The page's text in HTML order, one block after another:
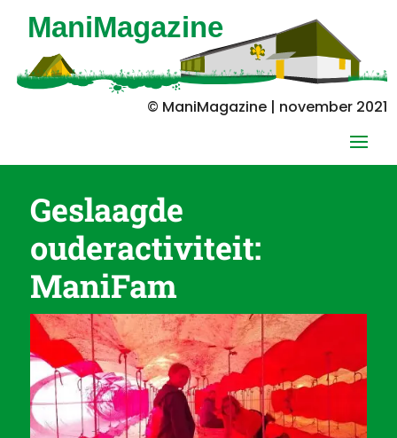
© ManiMagazine | november 2021
Geslaagde
ouderactiviteit:
ManiFam